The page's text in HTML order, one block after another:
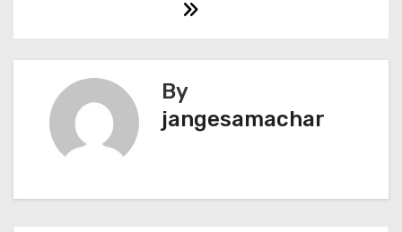
By
jangesamachar